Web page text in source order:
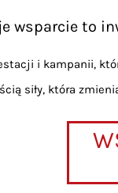
wsparcie to
i kampanii,
siły, która